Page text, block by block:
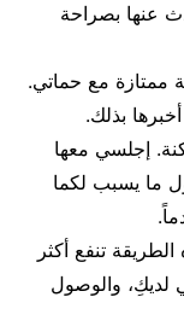
عنها بصراحة
ممتازة مع حماتي.
بذلك.
إجلسي معها
ما يسبب لكما
تنفع أكثر
لديكِ، والوصول